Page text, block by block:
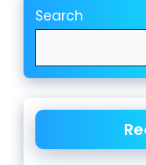
Search